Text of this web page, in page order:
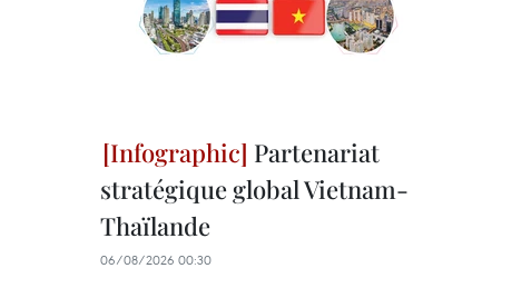
Partenariat
stratégique global Vietnam-
Thaïlande
06/08/2026 00:30